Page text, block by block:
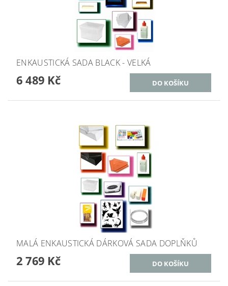
ENKAUSTICKÁ SADA BLACK - VELKÁ
6 489 Kč
MALÁ ENKAUSTICKÁ DÁRKOVÁ SADA DOPLŇKŮ
2 769 Kč